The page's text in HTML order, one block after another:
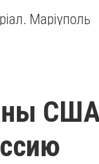
Маріуполь